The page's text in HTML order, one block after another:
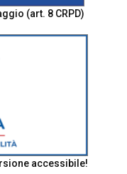
(art. 8 CRPD)
accessibile!